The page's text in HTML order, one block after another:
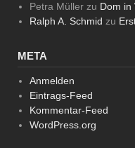
Petra Müllerzu Dom in
Ralph A. Schmid zu
META
Anmelden
Eintrags-Feed
Kommentar-Feed
WordPress.org